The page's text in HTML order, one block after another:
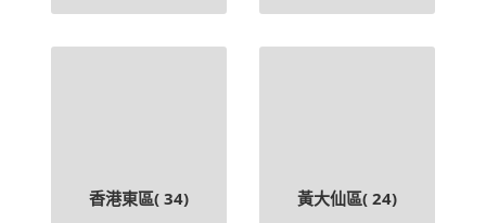
香港東區( 34) 黃大仙區( 24)